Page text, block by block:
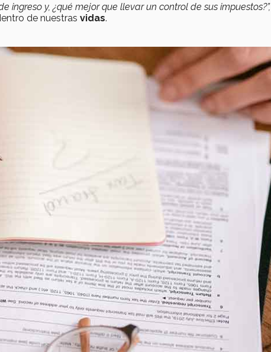
y, ¿qué mejor que llevar un control de sus impuestos?”,
de nuestras vidas.